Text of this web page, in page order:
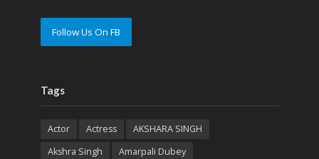
Follow Us On FB
Tags
Actor Actress
AKSHARA SINGH
Akshra Singh
Amarpali Dubey